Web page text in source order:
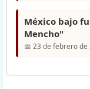
México bajo
Mencho"
📅 23 de febrero de